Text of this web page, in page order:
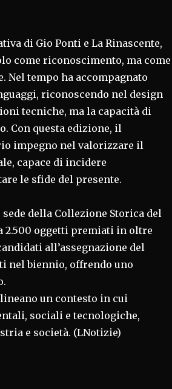
di Gio Ponti e La Rinascente,
come riconoscimento, ma come
tempo ha accompagnato
riconoscendo nel design
tecniche, ma la capacità di
Con questa edizione, il
impegno nel valorizzare il
capace di incidere
le sfide del presente.
della Collezione Storica del
2.500 oggetti premiati in oltre
all’assegnazione del
nel biennio, offrendo uno
un contesto in cui
sociali e tecnologiche,
e società. (LNotizie)